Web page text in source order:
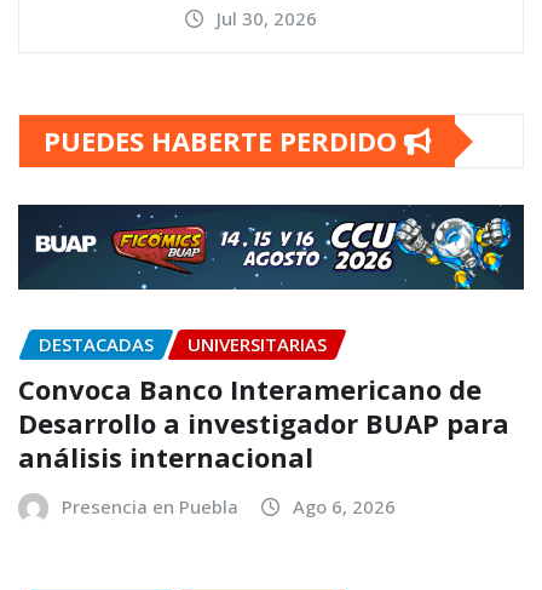
Jul 30, 2026
PUEDES HABERTE PERDIDO
DESTACADAS UNIVERSITARIAS
Convoca Banco Interamericano de
Desarrollo a investigador BUAP para
análisis internacional
Presencia en Puebla Ago 6, 2026